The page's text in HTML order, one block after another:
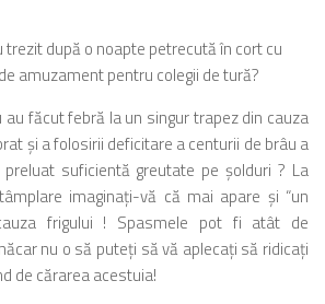
trezit după o noapte petrecută în cort cu
amuzament pentru colegii de tură?
au făcut febră la un singur trapez din cauza
şi a folosirii deficitare a centurii de brâu a
suficientă greutate pe şolduri ? La
imaginaţi-vă că mai apare şi “un
frigului ! Spasmele pot fi atât de
nu o să puteţi să vă aplecaţi să ridicaţi
de cărarea acestuia!